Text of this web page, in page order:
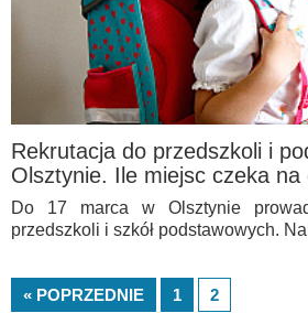
Rekrutacja do przedszkoli i
Olsztynie. Ile miejsc czeka na
Do 17 marca w Olsztynie
przedszkoli i szkół podstawowych.
« POPRZEDNIE 1 2